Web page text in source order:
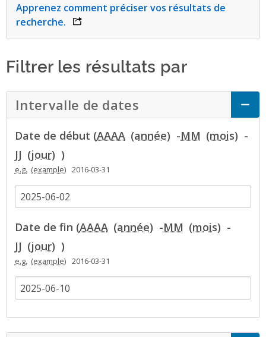
Apprenez comment préciser vos résultats de
recherche. opens link in a new window
Filtrer les résultats par
Intervalle de dates Click to Expand
Date de début (AAAA -MM
-
JJ
)
e.g. 2016-03-31
Date de fin (AAAA -MM
-
JJ
)
e.g. 2016-03-31